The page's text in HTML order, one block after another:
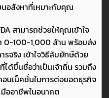
อสังหาที่เหมาะกับคุณ
สามารถช่วยให้คุณเข้าใจ
0-100-1,000 ล้าน พร้อมส่ง
รจริง เข้าใจวิธีล้มยักษ์ด้วย
ด้ขึ้นชื่อว่าเป็นเจ้าถิ่น รวมถึง
อนเน็คชั่นในการต่อยอดธุรกิจ
ออาชีพในอนาคต